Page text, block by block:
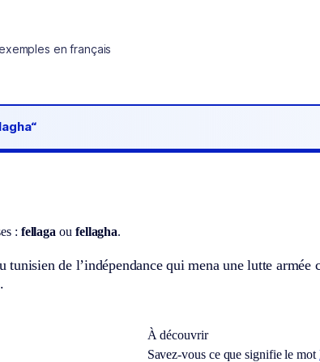
en français
: fellaga ou fellagha.
tunisien de l’indépendance qui mena une lutte armée
À découvrir
Savez-vous ce que signifie le mot